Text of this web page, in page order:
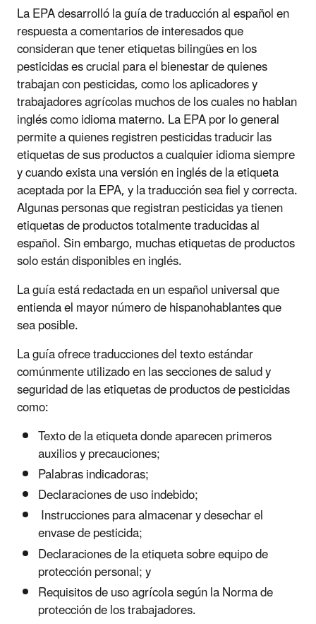
La EPA desarrolló la guía de traducción al español en
respuesta a comentarios de interesados que
consideran que tener etiquetas bilingües en los
pesticidas es crucial para el bienestar de quienes
trabajan con pesticidas, como los aplicadores y
trabajadores agrícolas muchos de los cuales no hablan
inglés como idioma materno. La EPA por lo general
permite a quienes registren pesticidas traducir las
etiquetas de sus productos a cualquier idioma siempre
y cuando exista una versión en inglés de la etiqueta
aceptada por la EPA, y la traducción sea fiel y correcta.
Algunas personas que registran pesticidas ya tienen
etiquetas de productos totalmente traducidas al
español. Sin embargo, muchas etiquetas de productos
solo están disponibles en inglés.
La guía está redactada en un español universal que
entienda el mayor número de hispanohablantes que
sea posible.
La guía ofrece traducciones del texto estándar
comúnmente utilizado en las secciones de salud y
seguridad de las etiquetas de productos de pesticidas
como:
Texto de la etiqueta donde aparecen primeros
auxilios y precauciones;
Palabras indicadoras;
Declaraciones de uso indebido;
Instrucciones para almacenar y desechar el
envase de pesticida;
Declaraciones de la etiqueta sobre equipo de
protección personal; y
Requisitos de uso agrícola según la Norma de
protección de los trabajadores.